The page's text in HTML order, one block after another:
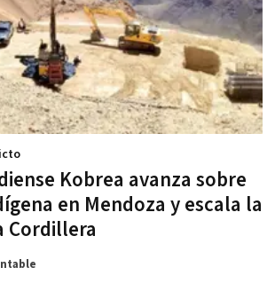
Kobrea avanza sobre
en Mendoza y escala la
Cordillera